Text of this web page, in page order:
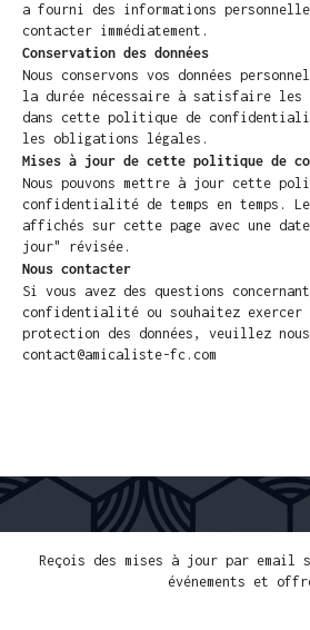
a fourni des informations
contacter immédiatement.
Conservation des données
Nous conservons vos données
la durée nécessaire à satisfaire
dans cette politique de
les obligations légales.
Mises à jour de cette politique de
Nous pouvons mettre à jour cette
confidentialité de temps en temps.
affichés sur cette page avec une
jour" révisée.
Nous contacter
Si vous avez des questions
confidentialité ou souhaitez exercer
protection des données, veuillez
contact@amicaliste-fc.com
LIVRAISON GRATUITE POUR PLUS 300€ D'ACHATS
Reçois des mises à jour par email
événements et